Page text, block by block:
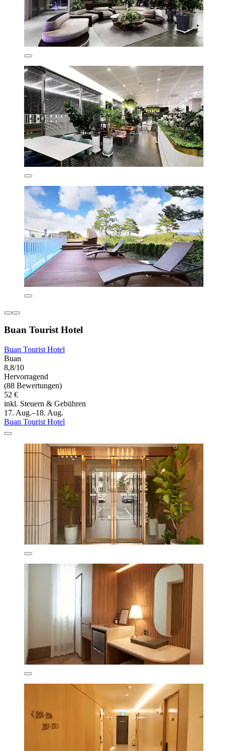
Buan Tourist Hotel
Buan Tourist Hotel
Buan
8,8/10
Hervorragend
(88 Bewertungen)
52 €
inkl. Steuern & Gebühren
17. Aug.–18. Aug.
Buan Tourist Hotel